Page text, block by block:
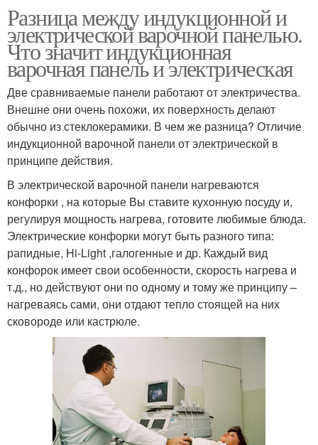
Разница между индукционной и
электрической варочной панелью.
Что значит индукционная
варочная панель и электрическая
Две сравниваемые панели работают от электричества.
Внешне они очень похожи, их поверхность делают
обычно из стеклокерамики. В чем же разница? Отличие
индукционной варочной панели от электрической в
принципе действия.
В электрической варочной панели нагреваются
конфорки , на которые Вы ставите кухонную посуду и,
регулируя мощность нагрева, готовите любимые блюда.
Электрические конфорки могут быть разного типа:
рапидные, Hi-Light ,галогенные и др. Каждый вид
конфорок имеет свои особенности, скорость нагрева и
т.д., но действуют они по одному и тому же принципу –
нагреваясь сами, они отдают тепло стоящей на них
сковороде или кастрюле.